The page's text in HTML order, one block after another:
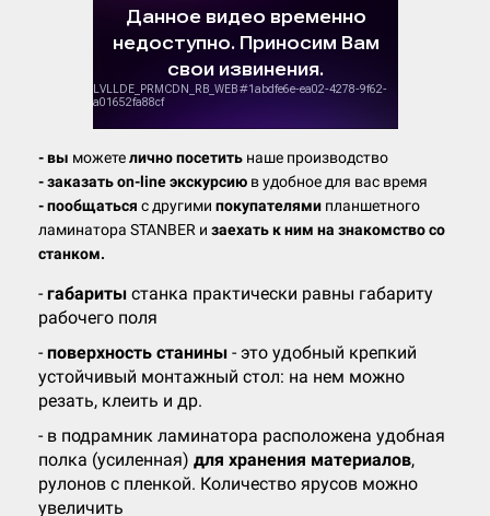
- вы можетелично посетить наше производство
- заказать on-line экскурсию в удобное для вас время
- пообщаться с другими покупателями планшетного
ламинатора STANBER и заехать к ним на знакомство со
станком.
- габариты станка практически равны габариту
рабочего поля
- поверхность станины - это удобный крепкий
устойчивый монтажный стол: на нем можно
резать, клеить и др.
- в подрамник ламинатора расположена удобная
полка (усиленная) для хранения материалов,
рулонов с пленкой. Количество ярусов можно
увеличить